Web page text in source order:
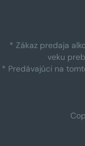
* Zákaz predaja
veku
* Predávajúci na